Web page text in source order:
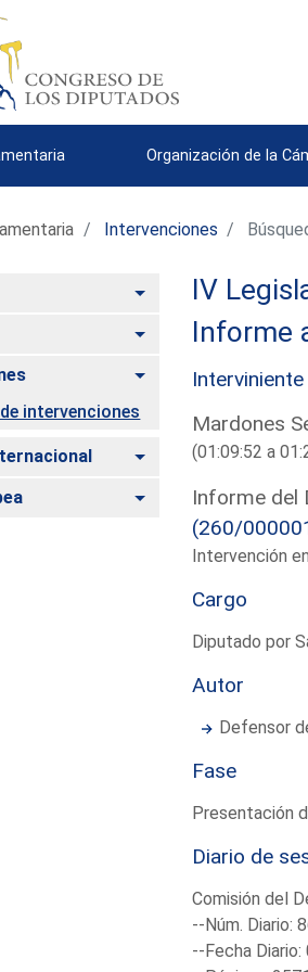
Organización de la
Intervenciones
Alternar
Alternar
Alternar
intervenciones
Alternar
Alternar
IV
Informe
Interviniente
Mardones
(01:09:52 a
Informe del
(260/
Intervención
Cargo
Diputado por
Autor
Defensor
Fase
Presentación
Diario de
Comisión del
--Núm. Diario:
--Fecha